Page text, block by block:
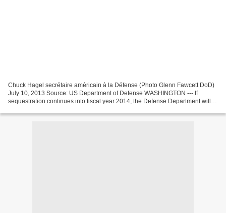
Chuck Hagel secrétaire américain à la Défense (Photo Glenn Fawcett DoD)
July 10, 2013 Source: US Department of Defense WASHINGTON --- If
sequestration continues into fiscal year 2014, the Defense Department will